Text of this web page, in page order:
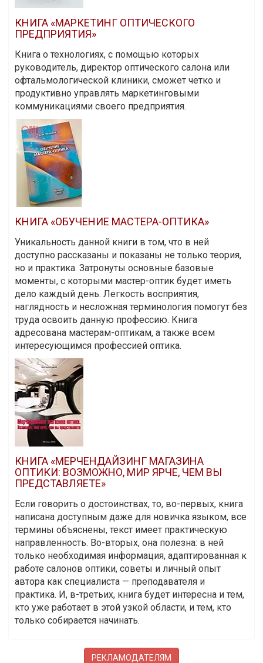
КНИГА «МАРКЕТИНГ ОПТИЧЕСКОГО
ПРЕДПРИЯТИЯ»
Книга о технологиях, с помощью которых
руководитель, директор оптического салона или
офтальмологической клиники, сможет четко и
продуктивно управлять маркетинговыми
коммуникациями своего предприятия.
КНИГА «ОБУЧЕНИЕ МАСТЕРА-ОПТИКА»
Уникальность данной книги в том, что в ней
доступно рассказаны и показаны не только теория,
но и практика. Затронуты основные базовые
моменты, с которыми мастер-оптик будет иметь
дело каждый день. Легкость восприятия,
наглядность и несложная терминология помогут без
труда освоить данную профессию. Книга
адресована мастерам-оптикам, а также всем
интересующимся профессией оптика.
КНИГА «МЕРЧЕНДАЙЗИНГ МАГАЗИНА
ОПТИКИ: ВОЗМОЖНО, МИР ЯРЧЕ, ЧЕМ ВЫ
ПРЕДСТАВЛЯЕТЕ»
Если говорить о достоинствах, то, во-первых, книга
написана доступным даже для новичка языком, все
термины объяснены, текст имеет практическую
направленность. Во-вторых, она полезна: в ней
только необходимая информация, адаптированная к
работе салонов оптики, советы и личный опыт
автора как специалиста — преподавателя и
практика. И, в-третьих, книга будет интересна и тем,
кто уже работает в этой узкой области, и тем, кто
только собирается начинать.
РЕКЛАМОДАТЕЛЯМ